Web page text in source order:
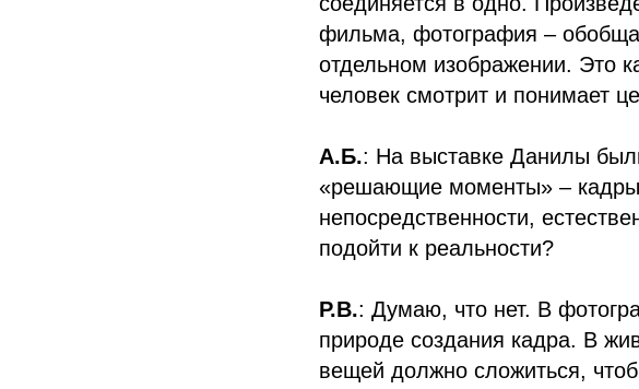
фильма, фотография –
отдельном изображении. Это
человек смотрит и понимает
А.Б.: На выставке Данилы
«решающие моменты» –
непосредственности,
подойти к реальности?
Р.В.: Думаю, что нет. В
природе создания кадра. В
вещей должно сложиться,